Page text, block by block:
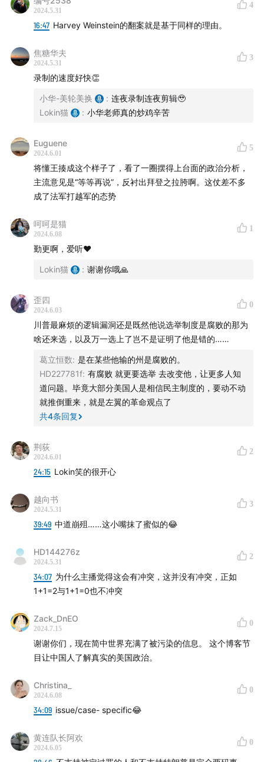
【Support Us】
consider the following:
americanroulette.ghost.io
www.patreon.com/americanroulette
Support us on AFDIAN: afdian.net
american.roulette.pod@gmail.com
【Timeline】
verdict after mere 9 hours?
Review of the “hush money” trial
How does the guilty verdict affect the
presidential election
35:28 How the verdict deepens partisanship
45:10 Will Trump really go to prison?
facing
【Who We Are】
The American Roulette is a podcast dedicated to
helping the Chinese-speaking community understand
fast-changing U.S. politics.
incoming NY litigation lawyer
王浩岚 (Haolan Wang): American political enthusiast,
chief writer at Lán Mù WeChat Official Account, and
peddler of information
2024.5.31
4
16:47 Harvey Weinstein的翻案就是基于同样的理由。
焦糖华夫
2024.5.31
3
录制的速度好快👏
小华-美轮美换 : 连夜录制连夜剪辑🥹
Lokin猫
: 小华老师真的炒鸡辛苦
Euguene
2024.6.01
5
将懂王揍成这个样子了，看了一圈摆得上台面的政治分析，
主流意见是“等等再说”，反衬出拜登之拉胯啊。这仗差不多
成了法军打越军的态势
呵呵是猫
2024.6.08
1
勤更啊，爱听❤️
Lokin猫 : 谢谢你哦🙏
歪四
2024.6.03
0
川普最麻烦的逻辑漏洞还是既然他说选举制度是腐败的那为
啥还来选，以及万一选上了岂不是证明了他是错的……
葛立恒数: 是在某些他输的州是腐败的。
HD227781f: 有腐败 就更要选举 去改变他，让更多人知
道问题。毕竟大部分美国人是相信民主制度的，要动不动
就推倒重来，就是左翼的革命观点了
共4条回复
荆荻
2024.6.01
2
24:15 Lokin笑的很开心
越向书
2024.5.31
3
39:49 中道崩殂……这小嘴抹了蜜似的😂
HD144276z
2024.5.31
2
34:07 为什么主播觉得这会有冲突，这并没有冲突，正如
1+1=2与1+1=0也不冲突
Zack_DnEO
2024.7.15
0
谢谢你们，现在简中世界充满了被污染的信息。 这个博客节
目让中国人了解真实的美国政治。
Christina_
2024.6.08
0
34:09 issue/case- specific😂
黄连队长阿欢
2024.6.05
0